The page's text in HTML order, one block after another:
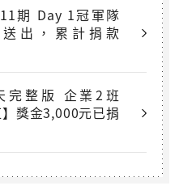
期 Day 1冠軍隊
出，累計捐款
完整版 企業2班
獎金3,000元已捐